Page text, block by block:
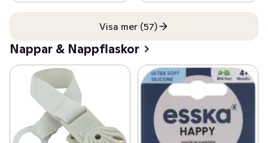
Visa mer (57)
Nappar & Nappflaskor